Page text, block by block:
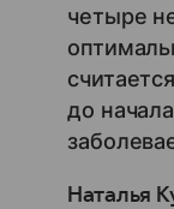
четыре
до
Наталья